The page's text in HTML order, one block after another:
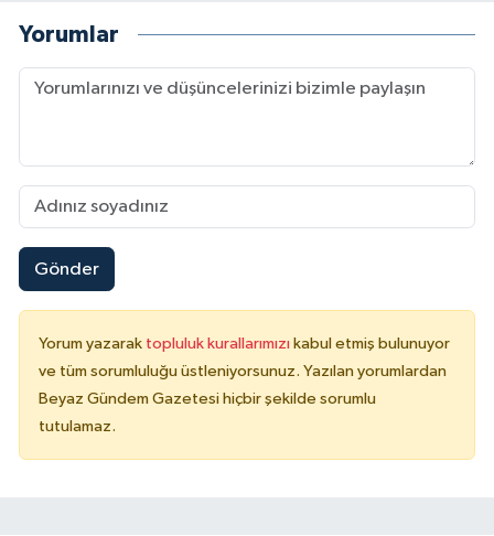
Yorumlar
Gönder
Yorum yazarak topluluk kurallarımızı kabul etmiş bulunuyor
ve tüm sorumluluğu üstleniyorsunuz. Yazılan yorumlardan
Beyaz Gündem Gazetesi hiçbir şekilde sorumlu
tutulamaz.